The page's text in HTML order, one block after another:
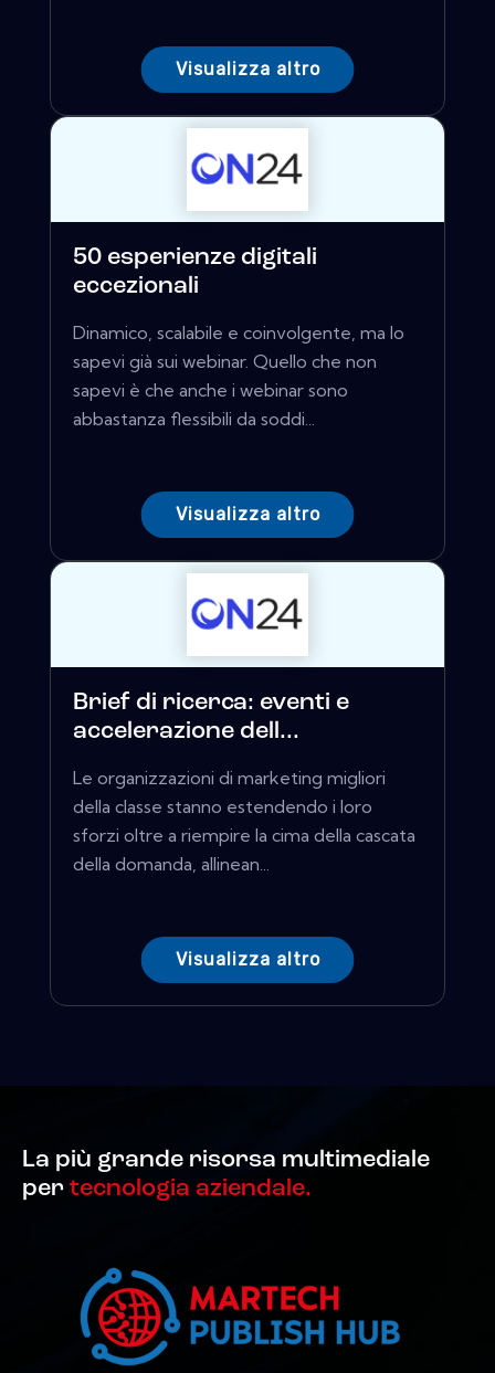
Visualizza altro
50 esperienze digitali
eccezionali
Dinamico, scalabile e coinvolgente, ma lo
sapevi già sui webinar. Quello che non
sapevi è che anche i webinar sono
abbastanza flessibili da soddi...
Visualizza altro
Brief di ricerca: eventi e
accelerazione dell...
Le organizzazioni di marketing migliori
della classe stanno estendendo i loro
sforzi oltre a riempire la cima della cascata
della domanda, allinean...
Visualizza altro
La più grande risorsa multimediale
per tecnologia aziendale.